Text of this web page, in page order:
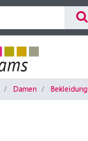
Damen Bekleidung